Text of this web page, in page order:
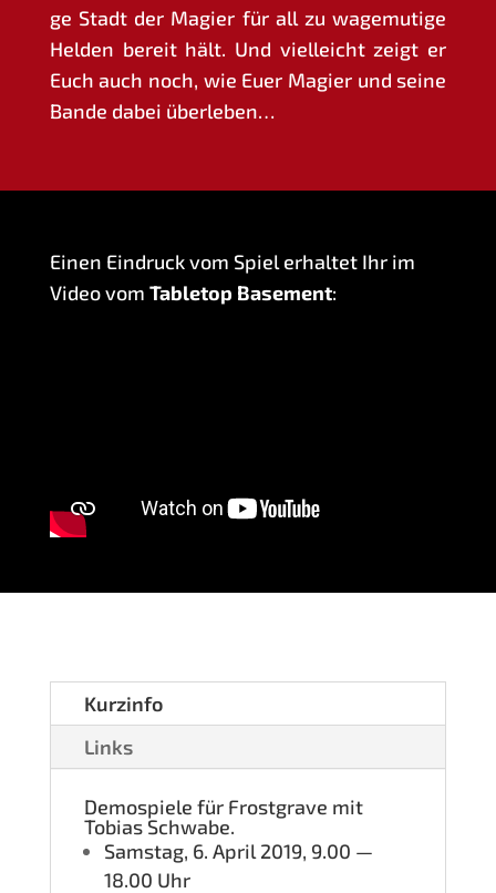
ge Stadt der Magi­er für all zu wage­mu­ti­ge
Hel­den bereit hält. Und viel­leicht zeigt er
Euch auch noch, wie Euer Magi­er und sei­ne
Ban­de dabei überleben…
Einen Ein­druck vom Spiel erhal­tet Ihr im
Video vom Table­top Base­ment:
Kurz­in­fo
Links
Demo­spie­le für Frost­gra­ve mit
Tobi­as Schwabe.
Sams­tag, 6. April 2019, 9.00 —
18.00 Uhr